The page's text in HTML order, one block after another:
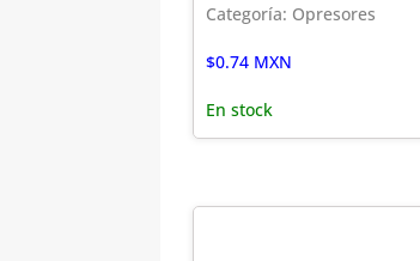
Categoría: Opresores
$0.74 MXN
En stock